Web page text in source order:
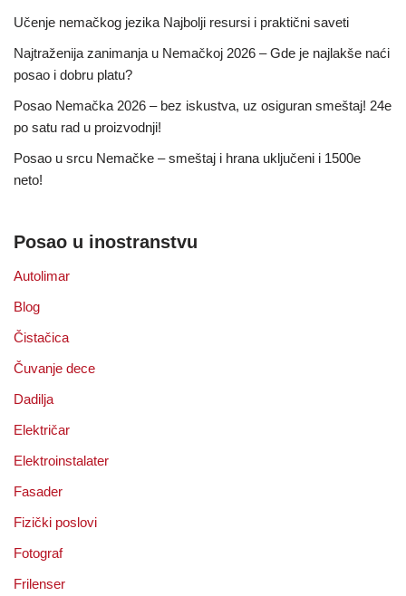
Učenje nemačkog jezika Najbolji resursi i praktični saveti
Najtraženija zanimanja u Nemačkoj 2026 – Gde je najlakše naći
posao i dobru platu?
Posao Nemačka 2026 – bez iskustva, uz osiguran smeštaj! 24e
po satu rad u proizvodnji!
Posao u srcu Nemačke – smeštaj i hrana uključeni i 1500e
neto!
Posao u inostranstvu
Autolimar
Blog
Čistačica
Čuvanje dece
Dadilja
Električar
Elektroinstalater
Fasader
Fizički poslovi
Fotograf
Frilenser